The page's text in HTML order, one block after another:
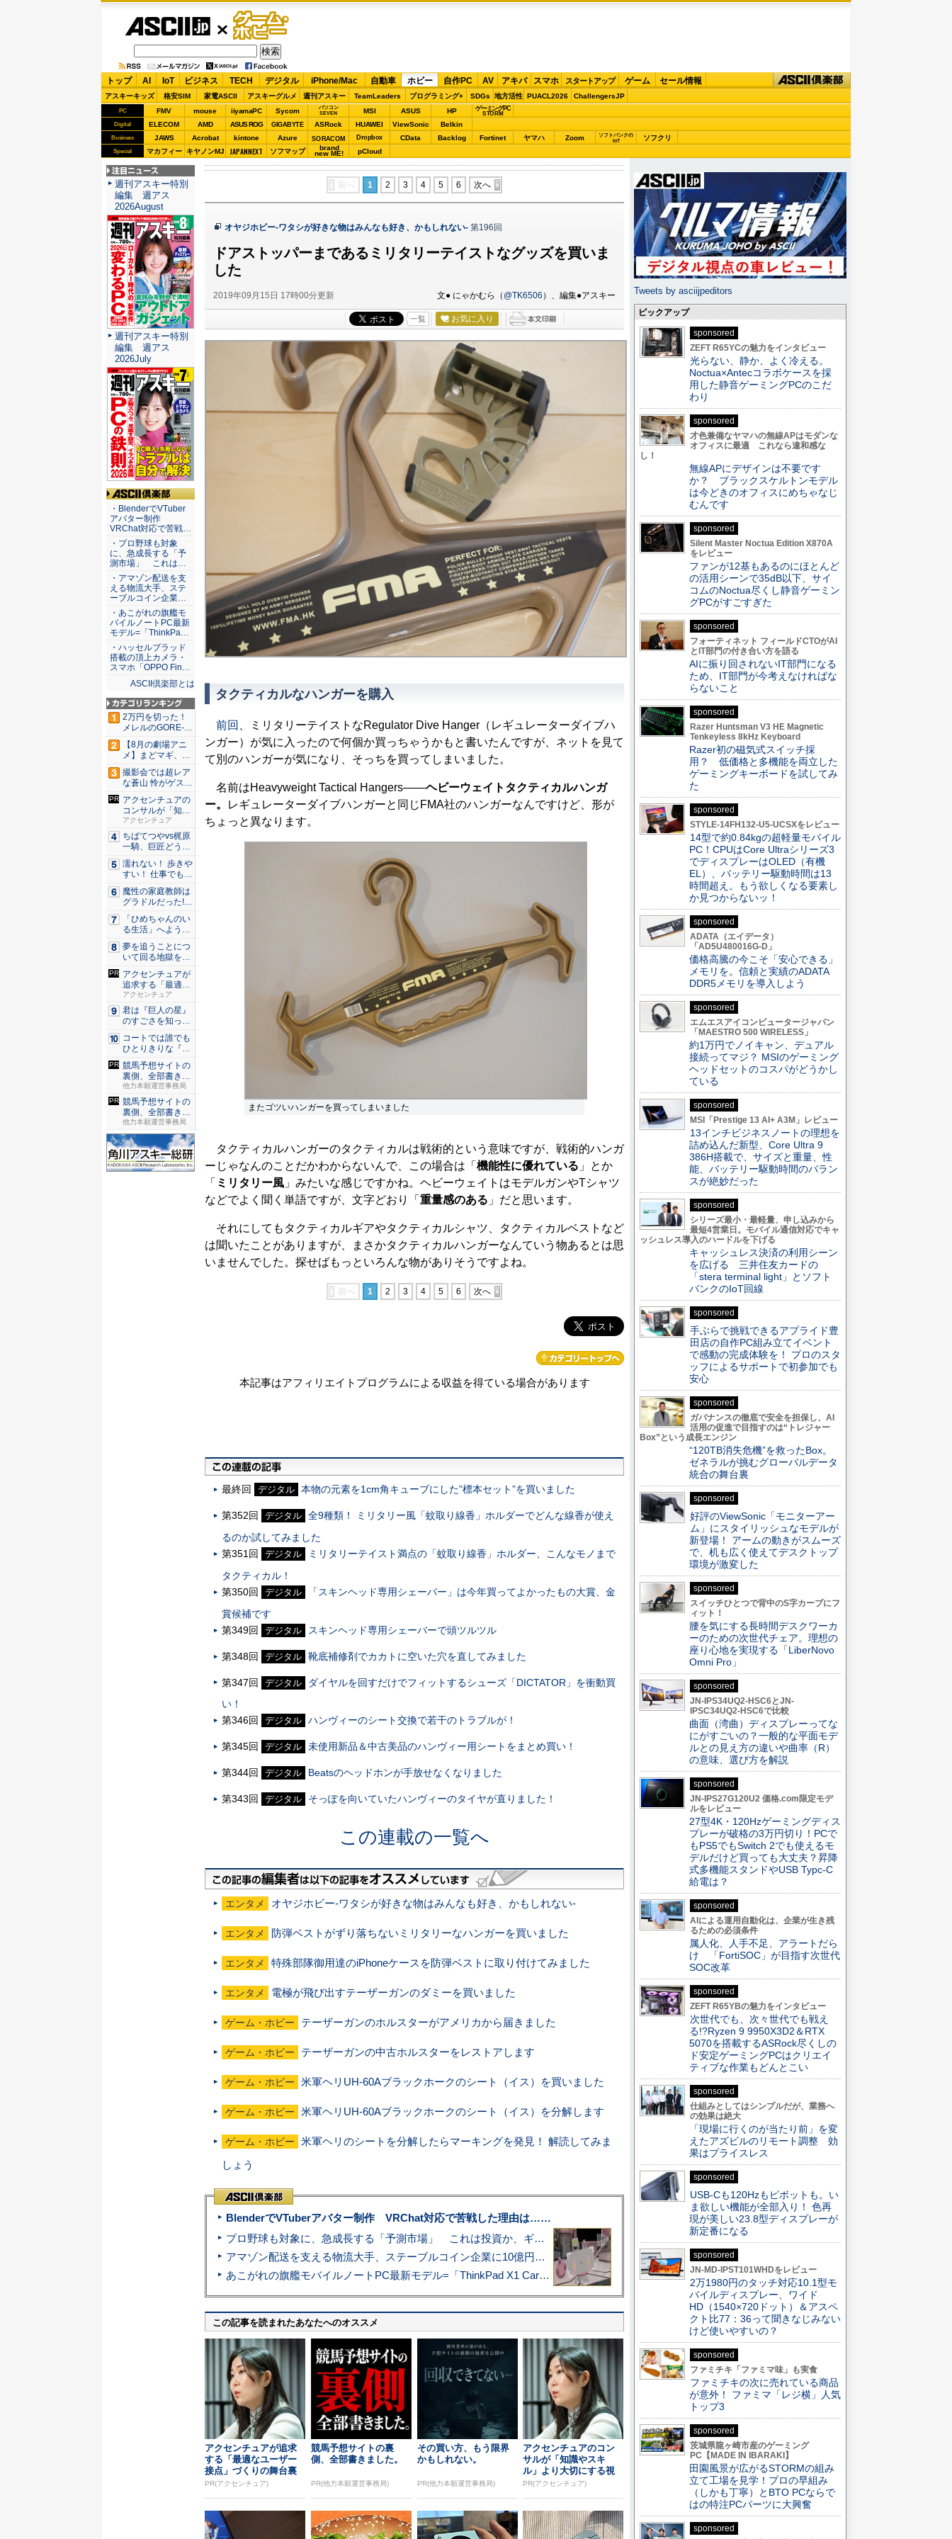
ゲーム・
ホビー
トップ AI IoT ビジネス TECH デジタル iPhone/Mac 自動車 ホビー 自作PC AV アキバ スマホ スタートアップ ゲーム セール情報
アスキーキッズ 格安SIM 家電ASCII アスキーグルメ 週刊アスキー TeamLeaders プログラミング+ SDGs 地方活性 PUACL2026 ChallengersJP
PC FMV mouse iiyamaPC Sycom
パソコン
SEVEN
MSI ASUS HP ゲーミングPC
STORM
Digital ELECOM AMD ASUS ROG GIGABYTE ASRock HUAWEI ViewSonic Belkin
Business JAWS Acrobat kintone Azure SORACOM Dropbox CData Backlog Fortinet ヤマハ Zoom
ソフトバンクの
IoT
ソフクリ
Special マカフィー キヤノンMJ JAPANNEXT ソフマップ brand
new ME! pCloud
前へ 1 2 3 4 5 6 次へ
オヤジホビー-ワタシが好きな物はみんなも好き、かもしれない- 第196回
ドアストッパーまであるミリタリーテイストなグッズを買いま
した
2019年09月15日 17時00分更新 文● にゃかむら（ @TK6506 ）、編集●アスキー
一覧 お気に入り
タクティカルなハンガーを購入
前回
、ミリタリーテイストなRegulator Dive Hanger（レギュレーターダイブハ
ンガー）が気に入ったので何個か買っちゃうかもと書いたんですが、ネットを見て
て別のハンガーが気になり、そっちを買ってしまいました。
名前はHeavyweight Tactical Hangers――ヘビーウェイトタクティカルハンガ
ー。
レギュレーターダイブハンガーと同じFMA社のハンガーなんですけど、形が
ちょっと異なります。
またゴツいハンガーを買ってしまいました
タクティカルハンガーのタクティカルは戦術的という意味ですが、戦術的ハンガ
ーじゃなんのことだかわからないんで、この場合は「 機能性に優れている 」とか
「 ミリタリー風 」みたいな感じですかね。ヘビーウェイトはモデルガンやTシャツ
などでよく聞く単語ですが、文字どおり「 重量感のある 」だと思います。
それにしてもタクティカルギアやタクティカルシャツ、タクティカルベストなど
は聞いたことがありますが、まさかタクティカルハンガーなんていう物あるとは思
いませんでした。探せばもっといろんな物がありそうですよね。
前へ 1 2 3 4 5 6 次へ
本記事はアフィリエイトプログラムによる収益を得ている場合があります
最終回 デジタル 本物の元素を1cm角キューブにした”標本セット”を買いました
第352回 デジタル 全9種類！ ミリタリー風「蚊取り線香」ホルダーでどんな線香が使え
るのか試してみました
第351回
デジタル
ミリタリーテイスト満点の「蚊取り線香」ホルダー、こんなモノまで
タクティカル！
第350回
デジタル
「スキンヘッド専用シェーバー」は今年買ってよかったもの大賞、金
賞候補です
第349回
デジタル スキンヘッド専用シェーバーで頭ツルツル
第348回 デジタル 靴底補修剤でカカトに空いた穴を直してみました
第347回 デジタル
ダイヤルを回すだけでフィットするシューズ「DICTATOR」を衝動買
い！
第346回
デジタル ハンヴィーのシート交換で若干のトラブルが！
第345回 デジタル 未使用新品＆中古美品のハンヴィー用シートをまとめ買い！
第344回 デジタル Beatsのヘッドホンが手放せなくなりました
第343回 デジタル そっぽを向いていたハンヴィーのタイヤが直りました！
この連載の一覧へ
エンタメ オヤジホビー-ワタシが好きな物はみんなも好き、かもしれない-
エンタメ 防弾ベストがずり落ちないミリタリーなハンガーを買いました
エンタメ 特殊部隊御用達のiPhoneケースを防弾ベストに取り付けてみました
エンタメ 電極が飛び出すテーザーガンのダミーを買いました
ゲーム・ホビー テーザーガンのホルスターがアメリカから届きました
ゲーム・ホビー テーザーガンの中古ホルスターをレストアします
ゲーム・ホビー 米軍ヘリUH-60Aブラックホークのシート（イス）を買いました
ゲーム・ホビー 米軍ヘリUH-60Aブラックホークのシート（イス）を分解します
ゲーム・ホビー
米軍ヘリのシートを分解したらマーキングを発見！ 解読してみま
しょう
BlenderでVTuberアバター制作 VRChat対応で苦戦した理由は……
プロ野球も対象に、急成長する「予測市場」 これは投資か、ギャンブルか
アマゾン配送を支える物流大手、ステーブルコイン企業に10億円投資のワケ
あこがれの旗艦モバイルノートPC最新モデル=「ThinkPad X1 Carbon Gen 14 Aura Edition」実機レビュー
この記事を読まれたあなたへのオススメ
アクセンチュアが追求
する「最適なユーザー
接点」づくりの舞台裏
PR(アクセンチュア)
競馬予想サイトの裏
側、全部書きました。
PR(他力本願運営事務局)
その買い方、もう限界
かもしれない。
PR(他力本願運営事務局)
アクセンチュアのコン
サルが「知識やスキ
ル」より大切にする視
点
PR(アクセンチュア)
注目ニュース
週刊アスキー特別
編集 週アス
2026August
週刊アスキー特別
編集 週アス
2026July
ASCII倶楽部
・BlenderでVTuber
アバター制作
VRChat対応で苦戦…
・プロ野球も対象
に、急成長する「予
測市場」 これは…
・アマゾン配送を支
える物流大手、ステ
ーブルコイン企業…
・あこがれの旗艦モ
バイルノートPC最新
モデル=「ThinkPa…
・ハッセルブラッド
搭載の頂上カメラ・
スマホ「OPPO Fin…
ASCII倶楽部とは
2万円を切った！
メレルのGORE-T
E...
【8月の劇場アニ
メ】まどマギ、13
年ぶり...
撮影会では超レア
な蒼山 怜がゲスト
登場！...
アクセンチュアの
コンサルが「知識
やスキル...
アクセンチュア
ちばてつやvs梶原
一騎、巨匠どうし
のガチ...
濡れない！ 歩きや
すい！ 仕事でも履
ける...
魔性の家庭教師は
グラドルだった!?
村雨...
「ひめちゃんのい
る生活」へようこ
そ！ 「...
夢を追うことにつ
いて回る地獄を描
く『二階...
アクセンチュアが
追求する「最適な
ユーザー...
アクセンチュア
君は『巨人の星』
のすごさを知って
いるか？...
コートでは誰でも
ひとりきりな『エ
ースをね...
競馬予想サイトの
裏側、全部書きま
した。 ...
他力本願運営事務局
競馬予想サイトの
裏側、全部書きま
した。 ...
他力本願運営事務局
Tweets by asciijpeditors
ピックアップ
sponsored
ZEFT R65YCの魅力をインタビュー
光らない、静か、よく冷える。
Noctua×Antecコラボケースを採
用した静音ゲーミングPCのこだ
わり
sponsored
才色兼備なヤマハの無線APはモダンな
オフィスに最適 これなら違和感な
し！
無線APにデザインは不要です
か？ ブラックスケルトンモデル
は今どきのオフィスにめちゃなじ
むんです
sponsored
Silent Master Noctua Edition X870A
をレビュー
ファンが12基もあるのにほとんど
の活用シーンで35dB以下、サイ
コムのNoctua尽くし静音ゲーミン
グPCがすごすぎた
sponsored
フォーティネット フィールドCTOがAI
とIT部門の付き合い方を語る
AIに振り回されないIT部門になる
ため、IT部門が今考えなければな
らないこと
sponsored
Razer Huntsman V3 HE Magnetic
Tenkeyless 8kHz Keyboard
Razer初の磁気式スイッチ採
用？ 低価格と多機能を両立した
ゲーミングキーボードを試してみ
た
sponsored
STYLE-14FH132-U5-UCSXをレビュー
14型で約0.84kgの超軽量モバイル
PC！CPUはCore Ultraシリーズ3
でディスプレーはOLED（有機
EL）、バッテリー駆動時間は13
時間超え。もう欲しくなる要素し
か見つからないッ！
sponsored
ADATA（エイデータ）
「AD5U480016G-D」
価格高騰の今こそ「安心できる」
メモリを。信頼と実績のADATA
DDR5メモリを導入しよう
sponsored
エムエスアイコンピュータージャパン
「MAESTRO 500 WIRELESS」
約1万円でノイキャン、デュアル
接続ってマジ？ MSIのゲーミング
ヘッドセットのコスパがどうかし
ている
sponsored
MSI「Prestige 13 AI+ A3M」レビュー
13インチビジネスノートの理想を
詰め込んだ新型、Core Ultra 9
386H搭載で、サイズと重量、性
能、バッテリー駆動時間のバラン
スが絶妙だった
sponsored
シリーズ最小・最軽量、申し込みから
最短4営業日。モバイル通信対応でキャ
ッシュレス導入のハードルを下げる
キャッシュレス決済の利用シーン
を広げる 三井住友カードの
「stera terminal light」とソフト
バンクのIoT回線
sponsored
手ぶらで挑戦できるアプライド豊
田店の自作PC組み立てイベント
で感動の完成体験を！ プロのスタ
ッフによるサポートで初参加でも
安心
sponsored
ガバナンスの徹底で安全を担保し、AI
活用の促進で目指すのは“トレジャー
Box”という成長エンジン
“120TB消失危機”を救ったBox。
ゼネラルが挑むグローバルデータ
統合の舞台裏
sponsored
好評のViewSonic「モニターアー
ム」にスタイリッシュなモデルが
新登場！ アームの動きがスムーズ
で、机も広く使えてデスクトップ
環境が激変した
sponsored
スイッチひとつで背中のS字カーブにフ
ィット！
腰を気にする長時間デスクワーカ
ーのための次世代チェア。理想の
座り心地を実現する「LiberNovo
Omni Pro」
sponsored
JN-IPS34UQ2-HSC6とJN-
IPSC34UQ2-HSC6で比較
曲面（湾曲）ディスプレーってな
にがすごいの？一般的な平面モデ
ルとの見え方の違いや曲率（R）
の意味、選び方を解説
sponsored
JN-IPS27G120U2 価格.com限定モデ
ルをレビュー
27型4K・120Hzゲーミングディス
プレーが破格の3万円切り！PCで
もPS5でもSwitch 2でも使えるモ
デルだけど買っても大丈夫？昇降
式多機能スタンドやUSB Typc-C
給電は？
sponsored
AIによる運用自動化は、企業が生き残
るための必須条件
属人化、人手不足、アラートだら
け 「FortiSOC」が目指す次世代
SOC改革
sponsored
ZEFT R65YBの魅力をインタビュー
次世代でも、次々世代でも戦え
る!?Ryzen 9 9950X3D2＆RTX
5070を搭載するASRock尽くしの
ド安定ゲーミングPCはクリエイ
ティブな作業もどんとこい
sponsored
仕組みとしてはシンプルだが、業務へ
の効果は絶大
「現場に行くのが当たり前」を変
えたアズビルのリモート調整 効
果はプライスレス
sponsored
USB-Cも120Hzもピボットも。い
ま欲しい機能が全部入り！ 色再
現が美しい23.8型ディスプレーが
新定番になる
sponsored
JN-MD-IPST101WHDをレビュー
2万1980円のタッチ対応10.1型モ
バイルディスプレー、ワイド
HD（1540×720ドット）＆アスペ
クト比77：36って聞きなじみない
けど使いやすいの？
sponsored
ファミチキ「ファミマ味」も実食
ファミチキの次に売れている商品
が意外！ ファミマ「レジ横」人気
トップ3
sponsored
茨城県龍ヶ崎市産のゲーミング
PC【MADE IN IBARAKI】
田園風景が広がるSTORMの組み
立て工場を見学！プロの早組み
（しかも丁寧）とBTO PCならで
はの特注PCパーツに大興奮
sponsored